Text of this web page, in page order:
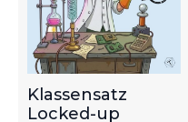
Klassensatz
Locked-up